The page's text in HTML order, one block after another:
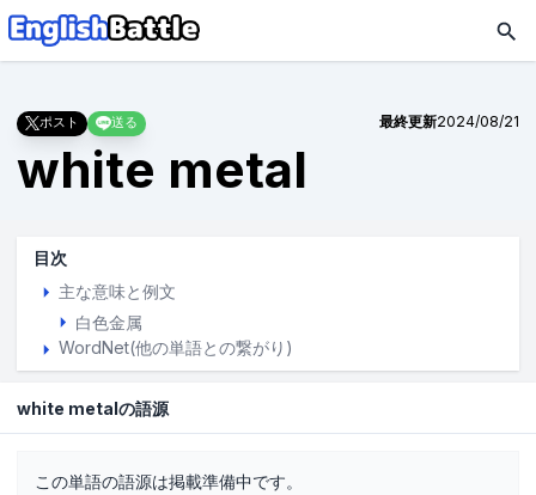
ポスト 送る 最終更新2024/08/21
white metal
目次
主な意味と例文
白色金属
WordNet(他の単語との繋がり)
white metalの語源
この単語の語源は掲載準備中です。